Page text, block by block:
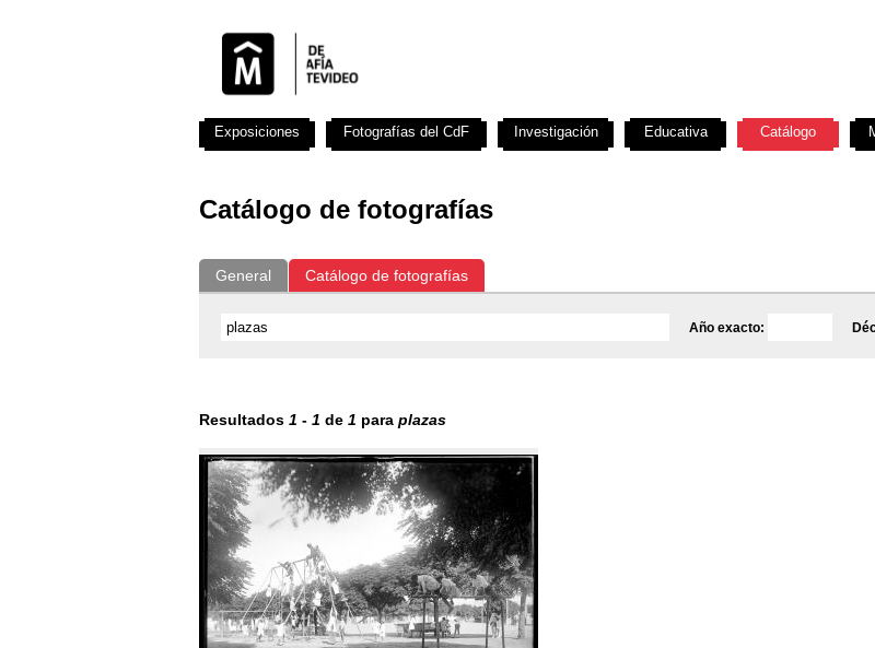
Catálogo de fotografías
General Catálogo de fotografías
Año exacto:
Resultados 1 - 1 de 1 para plazas
Exposiciones Fotografías del CdF Investigación Educativa Catálogo